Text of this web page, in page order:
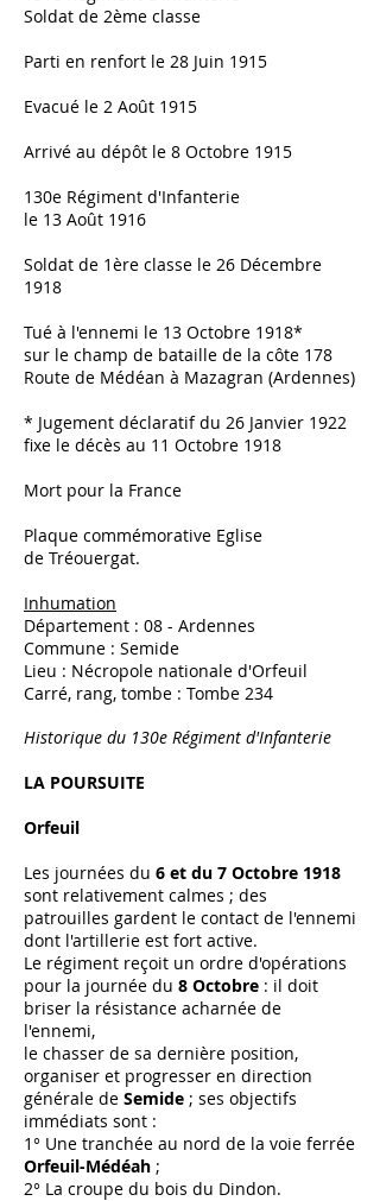
Soldat de 2ème classe
Parti en renfort le 28 Juin 1915
Evacué le 2 Août 1915
Arrivé au dépôt le 8 Octobre 1915
130e Régiment d'Infanterie
le 13 Août 1916
Soldat de 1ère classe le 26 Décembre
1918
Tué à l'ennemi le 13 Octobre 1918*
sur le champ de bataille de la côte 178
Route de Médéan à Mazagran (Ardennes)
* Jugement déclaratif du 26 Janvier 1922
fixe le décès au 11 Octobre 1918
Mort pour la France
Plaque commémorative Eglise
de Tréouergat.
Inhumation
Département : 08 - Ardennes
Commune : Semide
Lieu : Nécropole nationale d'Orfeuil
Carré, rang, tombe : Tombe 234
Historique du 130e Régiment d'Infanterie
LA POURSUITE
Orfeuil
Les journées du 6 et du 7 Octobre 1918
sont relativement calmes ; des
patrouilles gardent le contact de l'ennemi
dont l'artillerie est fort active.
Le régiment reçoit un ordre d'opérations
pour la journée du 8 Octobre : il doit
briser la résistance acharnée de
l'ennemi,
le chasser de sa dernière position,
organiser et progresser en direction
générale de Semide ; ses objectifs
immédiats sont :
1° Une tranchée au nord de la voie ferrée
Orfeuil-Médéah ;
2° La croupe du bois du Dindon.